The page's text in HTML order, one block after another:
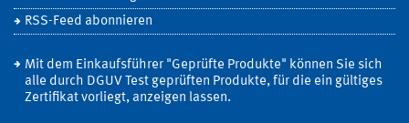
RSS-Feed abonnieren
Mit dem Einkaufsführer "Geprüfte Produkte" können Sie sich
alle durch DGUV Test geprüften Produkte, für die ein gültiges
Zertifikat vorliegt, anzeigen lassen.